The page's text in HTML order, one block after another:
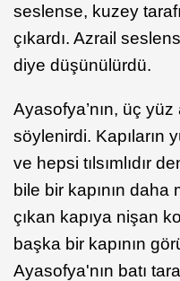
seslense, kuzey
çıkardı. Azrail
diye düşünülürdü.
Ayasofya’nın, üç yüz
söylenirdi. Kapıların
ve hepsi tılsımlıdır
bile bir kapının daha
çıkan kapıya nişan
başka bir kapının
Ayasofya'nın batı